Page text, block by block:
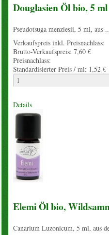
Douglasien Öl bio, 5 ml
Pseudotsuga menziesii, 5 ml, aus
Verkaufspreis inkl. Preisnachlass:
Brutto-Verkaufspreis: 7,60 €
Preisnachlass:
Standardisierter Preis / ml: 1,52 €
Details
Elemi Öl bio,
Canarium Luzonicum, 5 ml, aus